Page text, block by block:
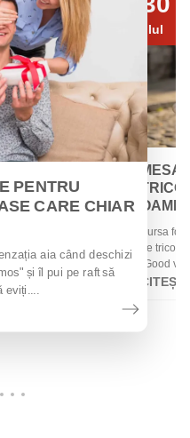
PENTRU
CARE CHIAR
aia când deschizi
și îl pui pe raft să
Iul
Sursa
de
„Good